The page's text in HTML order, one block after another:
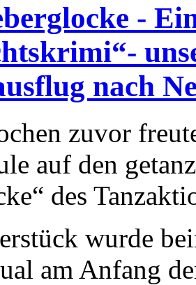
-
nach
zuvor
auf den
des
wurde
am Anfang